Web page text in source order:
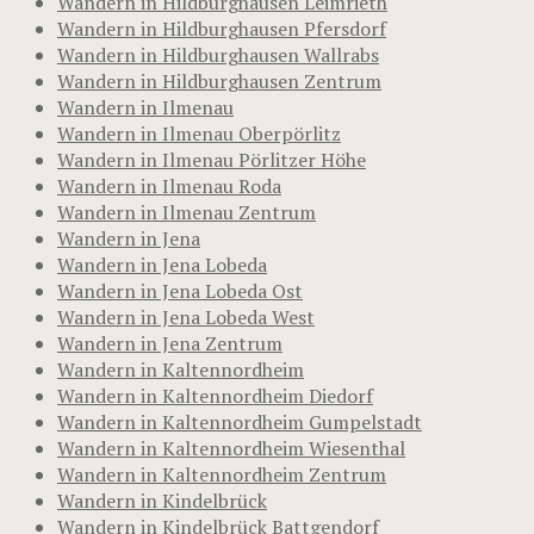
Wandern in Hildburghausen Pfersdorf
Wandern in Hildburghausen Wallrabs
Wandern in Hildburghausen Zentrum
Wandern in Ilmenau
Wandern in Ilmenau Oberpörlitz
Wandern in Ilmenau Pörlitzer Höhe
Wandern in Ilmenau Roda
Wandern in Ilmenau Zentrum
Wandern in Jena
Wandern in Jena Lobeda
Wandern in Jena Lobeda Ost
Wandern in Jena Lobeda West
Wandern in Jena Zentrum
Wandern in Kaltennordheim
Wandern in Kaltennordheim Diedorf
Wandern in Kaltennordheim Gumpelstadt
Wandern in Kaltennordheim Wiesenthal
Wandern in Kaltennordheim Zentrum
Wandern in Kindelbrück
Wandern in Kindelbrück Battgendorf